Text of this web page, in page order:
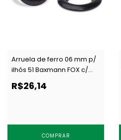
Arruela de ferro 06 mm p/
ilhós 51 Baxmann FOX c/
1000 un
R$26,14
COMPRAR